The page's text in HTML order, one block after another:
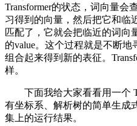
Transformer的状态，词向量会
习得到的向量，然后把它和临
匹配了，它就会把临近的词向
的value。这个过程就是不断
组合起来得到新的表征。
样。
下面我给大家看看用一个
有坐标系、解析树的简单生成
集上的运行结果。